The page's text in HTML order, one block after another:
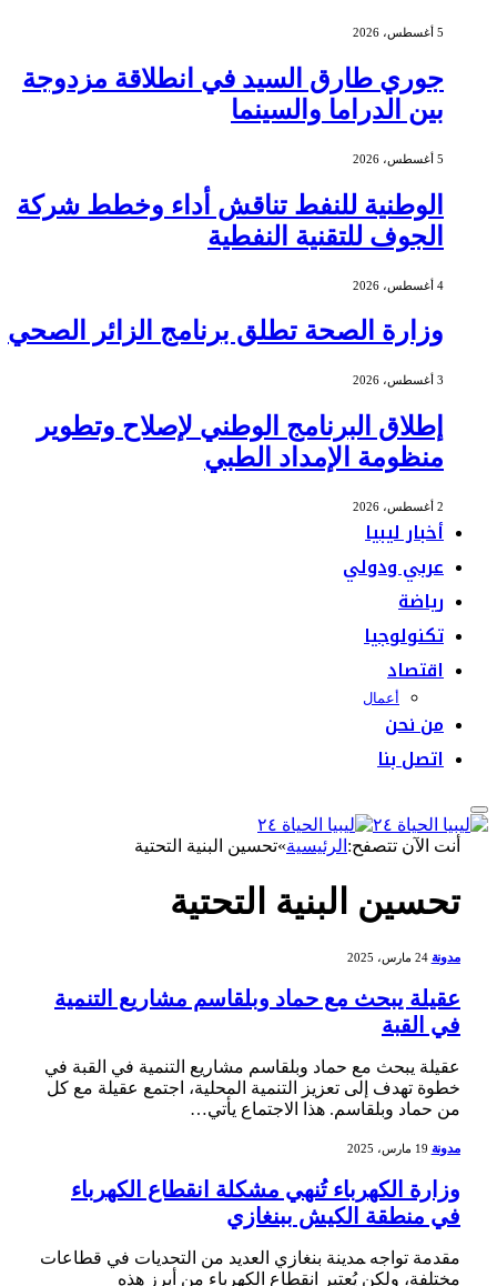
جوري طارق السيد في انطلاقة مزدوجة
بين الدراما والسينما
الوطنية للنفط تناقش أداء وخطط شركة
الجوف للتقنية النفطية
وزارة الصحة تطلق برنامج الزائر الصحي
إطلاق البرنامج الوطني لإصلاح وتطوير
منظومة الإمداد الطبي
أخبار ليبيا
عربي ودولي
رياضة
تكنولوجيا
اقتصاد
أعمال
من نحن
اتصل بنا
أنت الآن تتصفح:الرئيسية»تحسين البنية التحتية
تحسين البنية التحتية
مدونة 24 مارس، 2025
عقيلة يبحث مع حماد وبلقاسم مشاريع التنمية
في القبة
عقيلة يبحث مع حماد ⁣وبلقاسم مشاريع التنمية في القبة في
خطوة تهدف إلى تعزيز التنمية المحلية، اجتمع عقيلة ⁤مع كل⁤
من حماد وبلقاسم. هذا الاجتماع يأتي…
مدونة 19 مارس، 2025
وزارة الكهرباء تُنهي مشكلة انقطاع الكهرباء
في منطقة الكيش ببنغازي
مقدمة تواجه ‍مدينة بنغازي العديد من التحديات في قطاعات
⁤مختلفة،⁣ ولكن يُعتبر انقطاع الكهرباء⁤ من‌ أبرز هذه